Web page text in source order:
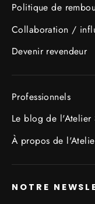
Politique de
Collaboration /
Devenir revendeur
Professionnels
Le blog de l'Atelier
À propos de
NOTRE